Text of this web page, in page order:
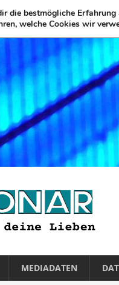
MEDIADATEN
die bestmögliche
welche Cookies wir